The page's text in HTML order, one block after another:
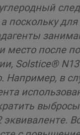
поскольку для
место после
Solstice®
Например, в
эквиваленте.